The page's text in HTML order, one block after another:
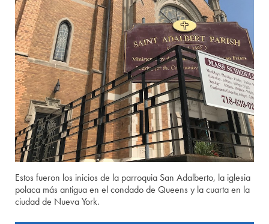
Estos fueron los inicios de la parroquia San Adalberto, la iglesia
polaca más antigua en el condado de Queens y la cuarta en la
ciudad de Nueva York.